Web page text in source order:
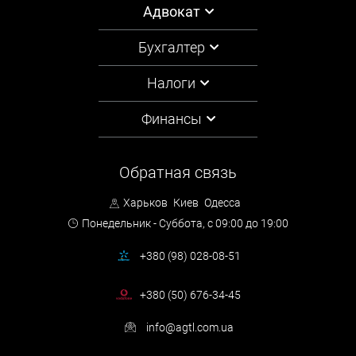
Кассационная жалоба подается непосредственно в суд
ФОРМА И СОДЕРЖАНИЕ КАССАЦИОННОЙ
Кассационная жалоба подается в письменной форме.
В кассационной жалобе должны быть указаны:
подающего кассационную жалобу, ее местонахождение (для
физических человек), почтовый индекс, идентификационный
Адвокат
Бухгалтер
Налоги
Финансы
Обратная связь
Харьков Киев Одесса
Понедельник - Суббота, с 09:00 до 19:00
+380 (98) 028-08-51
+380 (50) 676-34-45
info@agtl.com.ua